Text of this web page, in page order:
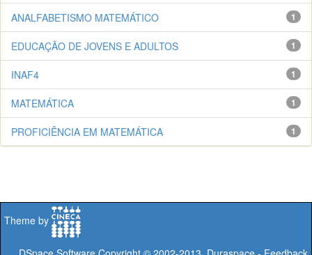
1
ANALFABETISMO MATEMÁTICO
1
EDUCAÇÃO DE JOVENS E ADULTOS
1
INAF4
1
MATEMÁTICA
1
PROFICIÊNCIA EM MATEMÁTICA
Theme by